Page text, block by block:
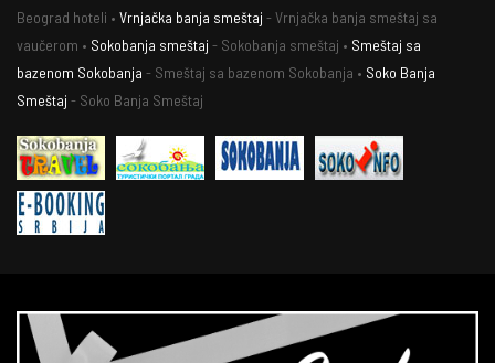
Beograd hoteli • Vrnjačka banja smeštaj - Vrnjačka banja smeštaj sa
vaučerom • Sokobanja smeštaj - Sokobanja smeštaj • Smeštaj sa
bazenom Sokobanja - Smeštaj sa bazenom Sokobanja • Soko Banja
Smeštaj - Soko Banja Smeštaj